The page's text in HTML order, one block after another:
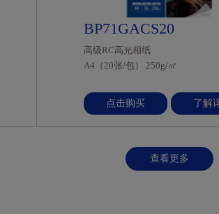
BP71GACS20
高级RC高光相纸
A4（20张/包） 250g/㎡
点击购买 了解
查看更多